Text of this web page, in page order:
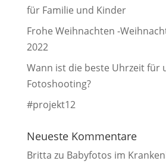
für Familie und Kinder
Frohe Weihnachten -
2022
Wann ist die beste Uhrzeit für
Fotoshooting?
#projekt12
Neueste Kommentare
Britta zu Babyfotos im